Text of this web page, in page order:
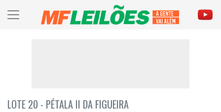
LOTE 20 - PÉTALA II DA FIGUEIRA